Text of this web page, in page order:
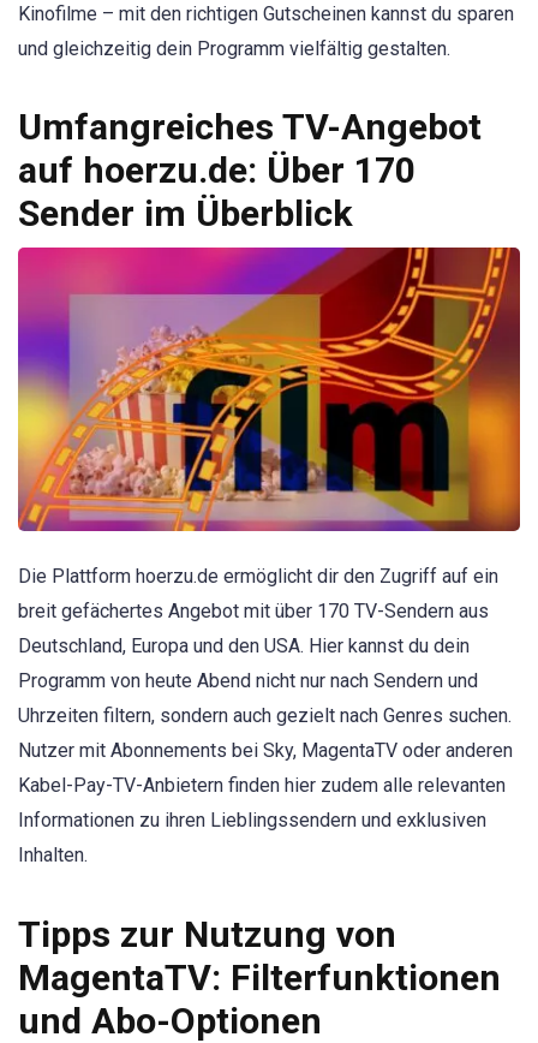
Kinofilme – mit den richtigen Gutscheinen kannst du sparen
und gleichzeitig dein Programm vielfältig gestalten.
Umfangreiches TV-Angebot
auf hoerzu.de: Über 170
Sender im Überblick
Die Plattform hoerzu.de ermöglicht dir den Zugriff auf ein
breit gefächertes Angebot mit über 170 TV-Sendern aus
Deutschland, Europa und den USA. Hier kannst du dein
Programm von heute Abend nicht nur nach Sendern und
Uhrzeiten filtern, sondern auch gezielt nach Genres suchen.
Nutzer mit Abonnements bei Sky, MagentaTV oder anderen
Kabel-Pay-TV-Anbietern finden hier zudem alle relevanten
Informationen zu ihren Lieblingssendern und exklusiven
Inhalten.
Tipps zur Nutzung von
MagentaTV: Filterfunktionen
und Abo-Optionen